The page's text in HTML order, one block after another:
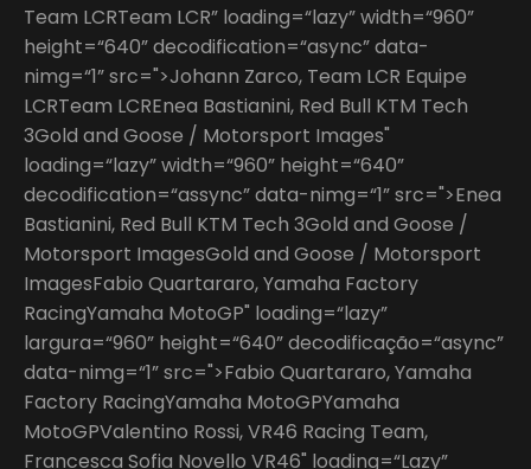
Team LCRTeam LCR” loading=“lazy” width=“960”
height=“640” decodification=“async” data-
nimg=“1” src=">Johann Zarco, Team LCR Equipe
LCRTeam LCREnea Bastianini, Red Bull KTM Tech
3Gold and Goose / Motorsport Images"
loading=“lazy” width=“960” height=“640”
decodification=“assync” data-nimg=“1” src=">Enea
Bastianini, Red Bull KTM Tech 3Gold and Goose /
Motorsport ImagesGold and Goose / Motorsport
ImagesFabio Quartararo, Yamaha Factory
RacingYamaha MotoGP" loading=“lazy”
largura=“960” height=“640” decodificação=“async”
data-nimg=“1” src=">Fabio Quartararo, Yamaha
Factory RacingYamaha MotoGPYamaha
MotoGPValentino Rossi, VR46 Racing Team,
Francesca Sofia Novello VR46" loading=“Lazy”